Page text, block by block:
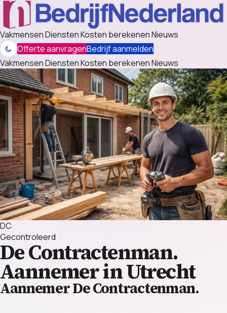
VakmensenDienstenKosten berekenenNieuws
Offerte aanvragenBedrijf aanmelden
VakmensenDienstenKosten berekenenNieuws
DC
Gecontroleerd
De Contractenman.
Aannemer in Utrecht
Aannemer De Contractenman.